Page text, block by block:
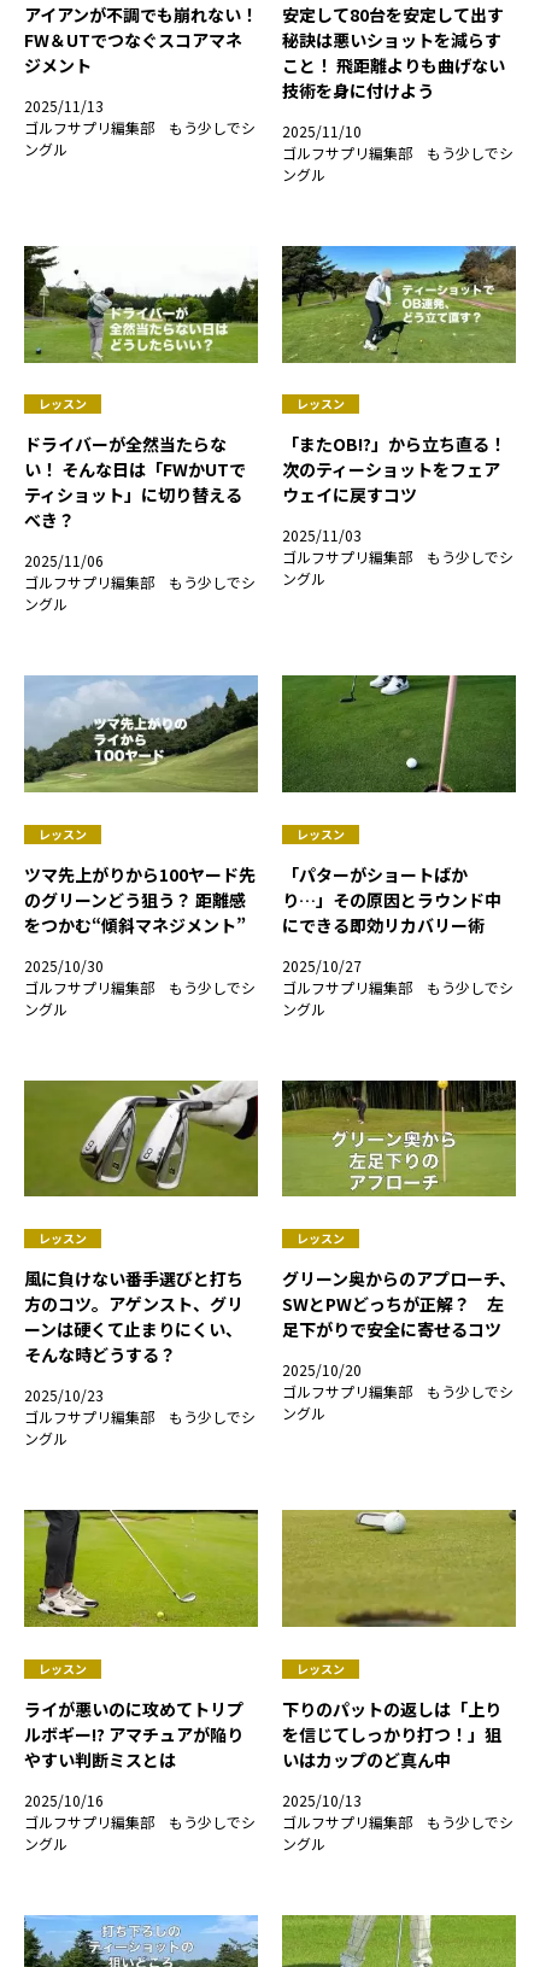
アイアンが不調でも崩れない！
FW＆UTでつなぐスコアマネ
ジメント
2025/11/13
ゴルフサプリ編集部 もう少しでシ
ングル
安定して80台を安定して出す
秘訣は悪いショットを減らす
こと！ 飛距離よりも曲げない
技術を身に付けよう
2025/11/10
ゴルフサプリ編集部 もう少しでシ
ングル
レッスン
ドライバーが全然当たらな
い！ そんな日は「FWかUTで
ティショット」に切り替える
べき？
2025/11/06
ゴルフサプリ編集部 もう少しでシ
ングル
レッスン
「またOB!?」から立ち直る！
次のティーショットをフェア
ウェイに戻すコツ
2025/11/03
ゴルフサプリ編集部 もう少しでシ
ングル
レッスン
ツマ先上がりから100ヤード先
のグリーンどう狙う？ 距離感
をつかむ“傾斜マネジメント”
2025/10/30
ゴルフサプリ編集部 もう少しでシ
ングル
レッスン
「パターがショートばか
り…」その原因とラウンド中
にできる即効リカバリー術
2025/10/27
ゴルフサプリ編集部 もう少しでシ
ングル
レッスン
風に負けない番手選びと打ち
方のコツ。アゲンスト、グリ
ーンは硬くて止まりにくい、
そんな時どうする？
2025/10/23
ゴルフサプリ編集部 もう少しでシ
ングル
レッスン
グリーン奥からのアプローチ、
SWとPWどっちが正解？ 左
足下がりで安全に寄せるコツ
2025/10/20
ゴルフサプリ編集部 もう少しでシ
ングル
レッスン
ライが悪いのに攻めてトリプ
ルボギー!? アマチュアが陥り
やすい判断ミスとは
2025/10/16
ゴルフサプリ編集部 もう少しでシ
ングル
レッスン
下りのパットの返しは「上り
を信じてしっかり打つ！」狙
いはカップのど真ん中
2025/10/13
ゴルフサプリ編集部 もう少しでシ
ングル